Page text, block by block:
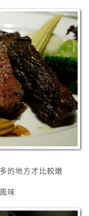
的地方才比較嫩
味